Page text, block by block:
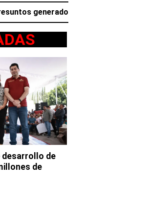
generadores de violencia en Villa de
desarrollo de
de